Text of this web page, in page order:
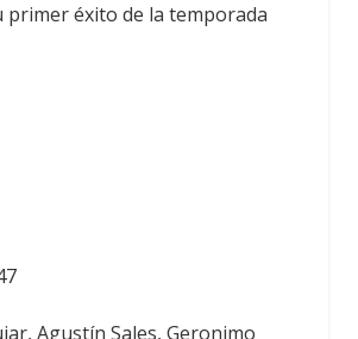
primer éxito de la temporada
Agustín Sales, Geronimo